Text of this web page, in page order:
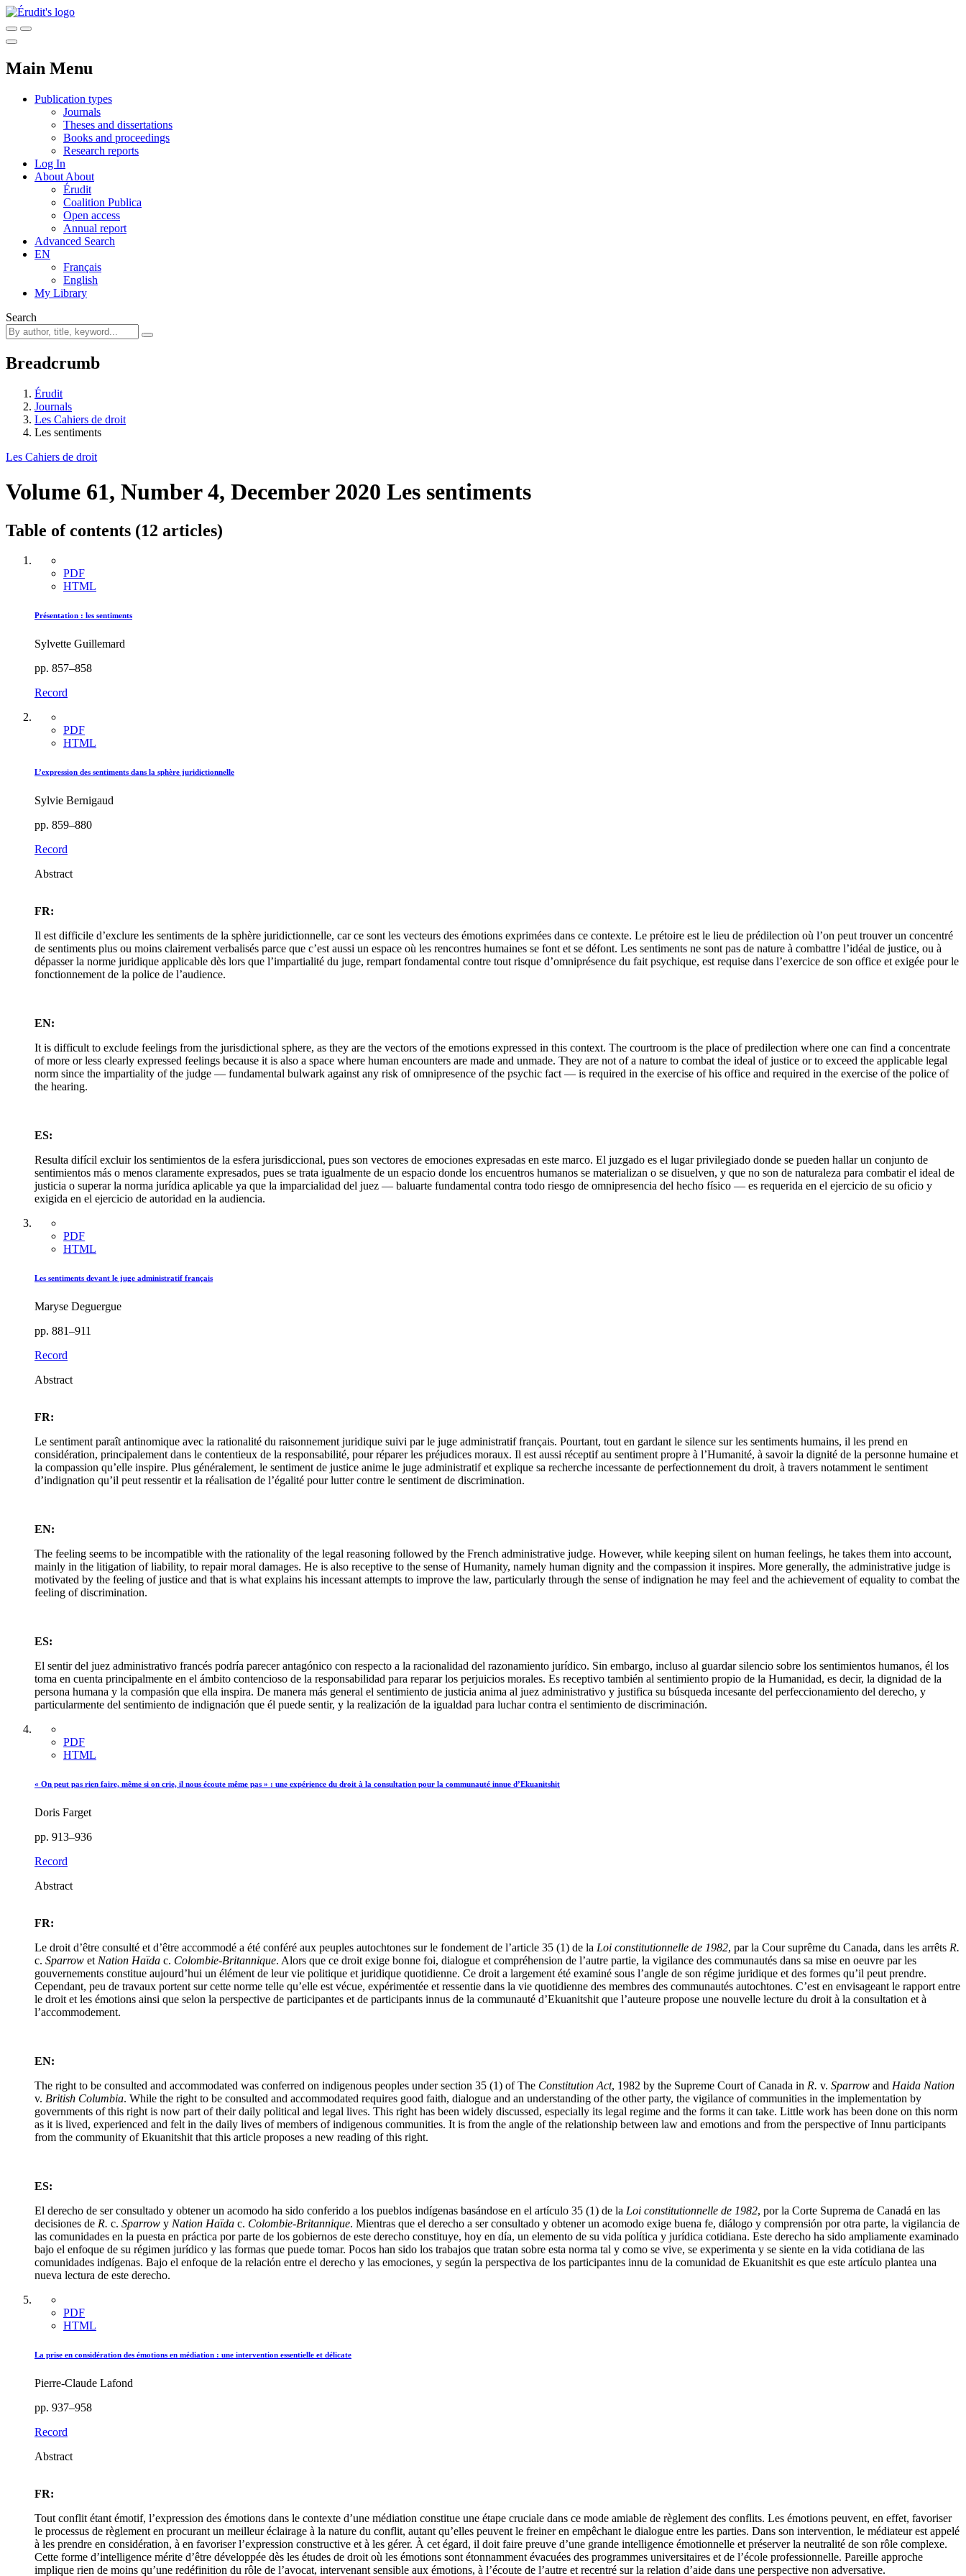
Main Menu
Publication types
Journals
Theses and dissertations
Books and proceedings
Research reports
Log In
About About
Érudit
Coalition Publica
Open access
Annual report
Advanced Search
EN
Français
English
My Library
Search
Breadcrumb
Érudit
Journals
Les Cahiers de droit
Les sentiments
Les Cahiers de droit
Volume 61, Number 4, December 2020 Les sentiments
Table of contents (12 articles)
PDF
HTML
Présentation : les sentiments
Sylvette Guillemard
pp. 857–858
Record
PDF
HTML
L’expression des sentiments dans la sphère juridictionnelle
Sylvie Bernigaud
pp. 859–880
Record
Abstract
FR:
Il est difficile d’exclure les sentiments de la sphère juridictionnelle, car ce sont les vecteurs des émotions exprimées dans ce contexte. Le prétoire est le lieu de prédilection où l’on peut trouver un concentré
de sentiments plus ou moins clairement verbalisés parce que c’est aussi un espace où les rencontres humaines se font et se défont. Les sentiments ne sont pas de nature à combattre l’idéal de justice, ou à
dépasser la norme juridique applicable dès lors que l’impartialité du juge, rempart fondamental contre tout risque d’omniprésence du fait psychique, est requise dans l’exercice de son office et exigée pour le
fonctionnement de la police de l’audience.
EN:
It is difficult to exclude feelings from the jurisdictional sphere, as they are the vectors of the emotions expressed in this context. The courtroom is the place of predilection where one can find a concentrate
of more or less clearly expressed feelings because it is also a space where human encounters are made and unmade. They are not of a nature to combat the ideal of justice or to exceed the applicable legal
norm since the impartiality of the judge — fundamental bulwark against any risk of omnipresence of the psychic fact — is required in the exercise of his office and required in the exercise of the police of
the hearing.
ES:
Resulta difícil excluir los sentimientos de la esfera jurisdiccional, pues son vectores de emociones expresadas en este marco. El juzgado es el lugar privilegiado donde se pueden hallar un conjunto de
sentimientos más o menos claramente expresados, pues se trata igualmente de un espacio donde los encuentros humanos se materializan o se disuelven, y que no son de naturaleza para combatir el ideal de
justicia o superar la norma jurídica aplicable ya que la imparcialidad del juez — baluarte fundamental contra todo riesgo de omnipresencia del hecho físico — es requerida en el ejercicio de su oficio y
exigida en el ejercicio de autoridad en la audiencia.
PDF
HTML
Les sentiments devant le juge administratif français
Maryse Deguergue
pp. 881–911
Record
Abstract
FR:
Le sentiment paraît antinomique avec la rationalité du raisonnement juridique suivi par le juge administratif français. Pourtant, tout en gardant le silence sur les sentiments humains, il les prend en
considération, principalement dans le contentieux de la responsabilité, pour réparer les préjudices moraux. Il est aussi réceptif au sentiment propre à l’Humanité, à savoir la dignité de la personne humaine et
la compassion qu’elle inspire. Plus généralement, le sentiment de justice anime le juge administratif et explique sa recherche incessante de perfectionnement du droit, à travers notamment le sentiment
d’indignation qu’il peut ressentir et la réalisation de l’égalité pour lutter contre le sentiment de discrimination.
EN:
The feeling seems to be incompatible with the rationality of the legal reasoning followed by the French administrative judge. However, while keeping silent on human feelings, he takes them into account,
mainly in the litigation of liability, to repair moral damages. He is also receptive to the sense of Humanity, namely human dignity and the compassion it inspires. More generally, the administrative judge is
motivated by the feeling of justice and that is what explains his incessant attempts to improve the law, particularly through the sense of indignation he may feel and the achievement of equality to combat the
feeling of discrimination.
ES:
El sentir del juez administrativo francés podría parecer antagónico con respecto a la racionalidad del razonamiento jurídico. Sin embargo, incluso al guardar silencio sobre los sentimientos humanos, él los
toma en cuenta principalmente en el ámbito contencioso de la responsabilidad para reparar los perjuicios morales. Es receptivo también al sentimiento propio de la Humanidad, es decir, la dignidad de la
persona humana y la compasión que ella inspira. De manera más general el sentimiento de justicia anima al juez administrativo y justifica su búsqueda incesante del perfeccionamiento del derecho, y
particularmente del sentimiento de indignación que él puede sentir, y la realización de la igualdad para luchar contra el sentimiento de discriminación.
PDF
HTML
« On peut pas rien faire, même si on crie, il nous écoute même pas » : une expérience du droit à la consultation pour la communauté innue d’Ekuanitshit
Doris Farget
pp. 913–936
Record
Abstract
FR:
Le droit d’être consulté et d’être accommodé a été conféré aux peuples autochtones sur le fondement de l’article 35 (1) de la Loi constitutionnelle de 1982, par la Cour suprême du Canada, dans les arrêts R.
c. Sparrow et Nation Haïda c. Colombie-Britannique. Alors que ce droit exige bonne foi, dialogue et compréhension de l’autre partie, la vigilance des communautés dans sa mise en oeuvre par les
gouvernements constitue aujourd’hui un élément de leur vie politique et juridique quotidienne. Ce droit a largement été examiné sous l’angle de son régime juridique et des formes qu’il peut prendre.
Cependant, peu de travaux portent sur cette norme telle qu’elle est vécue, expérimentée et ressentie dans la vie quotidienne des membres des communautés autochtones. C’est en envisageant le rapport entre
le droit et les émotions ainsi que selon la perspective de participantes et de participants innus de la communauté d’Ekuanitshit que l’auteure propose une nouvelle lecture du droit à la consultation et à
l’accommodement.
EN:
The right to be consulted and accommodated was conferred on indigenous peoples under section 35 (1) of The Constitution Act, 1982 by the Supreme Court of Canada in R. v. Sparrow and Haida Nation
v. British Columbia. While the right to be consulted and accommodated requires good faith, dialogue and an understanding of the other party, the vigilance of communities in the implementation by
governments of this right is now part of their daily political and legal lives. This right has been widely discussed, especially its legal regime and the forms it can take. Little work has been done on this norm
as it is lived, experienced and felt in the daily lives of members of indigenous communities. It is from the angle of the relationship between law and emotions and from the perspective of Innu participants
from the community of Ekuanitshit that this article proposes a new reading of this right.
ES:
El derecho de ser consultado y obtener un acomodo ha sido conferido a los pueblos indígenas basándose en el artículo 35 (1) de la Loi constitutionnelle de 1982, por la Corte Suprema de Canadá en las
decisiones de R. c. Sparrow y Nation Haïda c. Colombie-Britannique. Mientras que el derecho a ser consultado y obtener un acomodo exige buena fe, diálogo y comprensión por otra parte, la vigilancia de
las comunidades en la puesta en práctica por parte de los gobiernos de este derecho constituye, hoy en día, un elemento de su vida política y jurídica cotidiana. Este derecho ha sido ampliamente examinado
bajo el enfoque de su régimen jurídico y las formas que puede tomar. Pocos han sido los trabajos que tratan sobre esta norma tal y como se vive, se experimenta y se siente en la vida cotidiana de las
comunidades indígenas. Bajo el enfoque de la relación entre el derecho y las emociones, y según la perspectiva de los participantes innu de la comunidad de Ekuanitshit es que este artículo plantea una
nueva lectura de este derecho.
PDF
HTML
La prise en considération des émotions en médiation : une intervention essentielle et délicate
Pierre-Claude Lafond
pp. 937–958
Record
Abstract
FR:
Tout conflit étant émotif, l’expression des émotions dans le contexte d’une médiation constitue une étape cruciale dans ce mode amiable de règlement des conflits. Les émotions peuvent, en effet, favoriser
le processus de règlement en procurant un meilleur éclairage à la nature du conflit, autant qu’elles peuvent le freiner en empêchant le dialogue entre les parties. Dans son intervention, le médiateur est appelé
à les prendre en considération, à en favoriser l’expression constructive et à les gérer. À cet égard, il doit faire preuve d’une grande intelligence émotionnelle et préserver la neutralité de son rôle complexe.
Cette forme d’intelligence mérite d’être développée dès les études de droit où les émotions sont étonnamment évacuées des programmes universitaires et de l’école professionnelle. Pareille approche
implique rien de moins qu’une redéfinition du rôle de l’avocat, intervenant sensible aux émotions, à l’écoute de l’autre et recentré sur la relation d’aide dans une perspective non adversative.